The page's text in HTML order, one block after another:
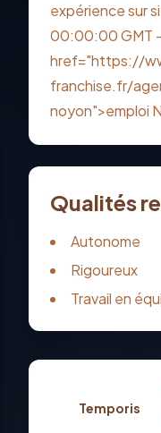
expérience sur
00:00:00 GMT
href="https://
franchise.fr/
noyon">emploi
Qualités
Autonome
Rigoureux
Travail en
Temporis